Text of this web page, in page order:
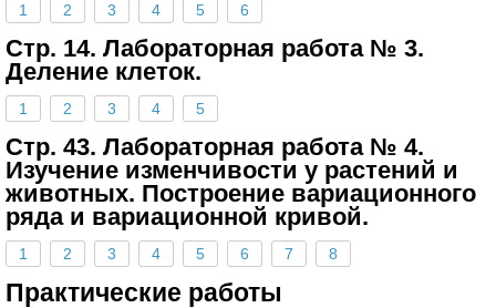
1 2 3 4 5 6
Стр. 14. Лабораторная работа № 3.
Деление клеток.
1 2 3 4 5
Стр. 43. Лабораторная работа № 4.
Изучение изменчивости у растений и
животных. Построение вариационного
ряда и вариационной кривой.
1 2 3 4 5 6 7 8
Практические работы